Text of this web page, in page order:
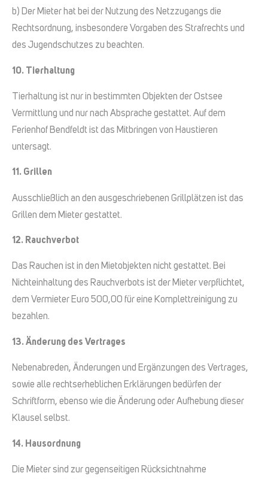
b) Der Mieter hat bei der Nutzung des Netzzugangs die
Rechtsordnung, insbesondere Vorgaben des Strafrechts und
des Jugendschutzes zu beachten.
10. Tierhaltung
Tierhaltung ist nur in bestimmten Objekten der Ostsee
Vermittlung und nur nach Absprache gestattet. Auf dem
Ferienhof Bendfeldt ist das Mitbringen von Haustieren
untersagt.
11. Grillen
Ausschließlich an den ausgeschriebenen Grillplätzen ist das
Grillen dem Mieter gestattet.
12. Rauchverbot
Das Rauchen ist in den Mietobjekten nicht gestattet. Bei
Nichteinhaltung des Rauchverbots ist der Mieter verpflichtet,
dem Vermieter Euro 500,00 für eine Komplettreinigung zu
bezahlen.
13. Änderung des Vertrages
Nebenabreden, Änderungen und Ergänzungen des Vertrages,
sowie alle rechtserheblichen Erklärungen bedürfen der
Schriftform, ebenso wie die Änderung oder Aufhebung dieser
Klausel selbst.
14. Hausordnung
Die Mieter sind zur gegenseitigen Rücksichtnahme